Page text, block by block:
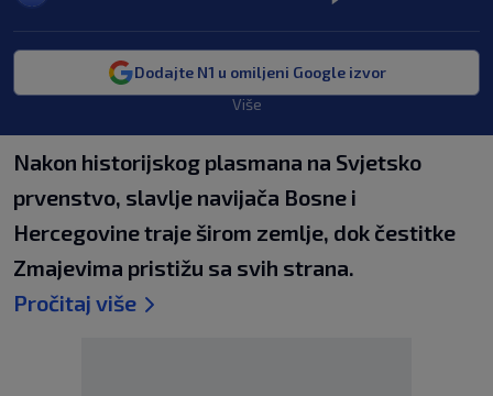
Dodajte N1 u omiljeni Google izvor
Više
Nakon historijskog plasmana na Svjetsko
prvenstvo, slavlje navijača Bosne i
Hercegovine traje širom zemlje, dok čestitke
Zmajevima pristižu sa svih strana.
Pročitaj više